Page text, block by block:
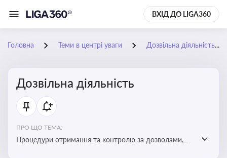
ВХІД ДО LIGA360
Головна Теми в центрі уваги Дозвільна діяльність
Дозвільна діяльність
ПРО ЩО ТЕМА:
Процедури отримання та контролю за дозволами,